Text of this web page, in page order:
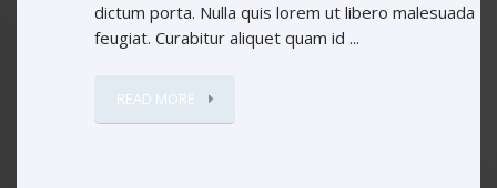
dictum porta. Nulla quis lorem ut libero malesuada
feugiat. Curabitur aliquet quam id ...
READ MORE